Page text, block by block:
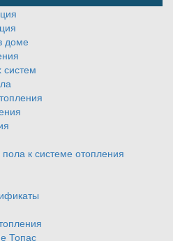
доме
систем
к системе отопления
Топас